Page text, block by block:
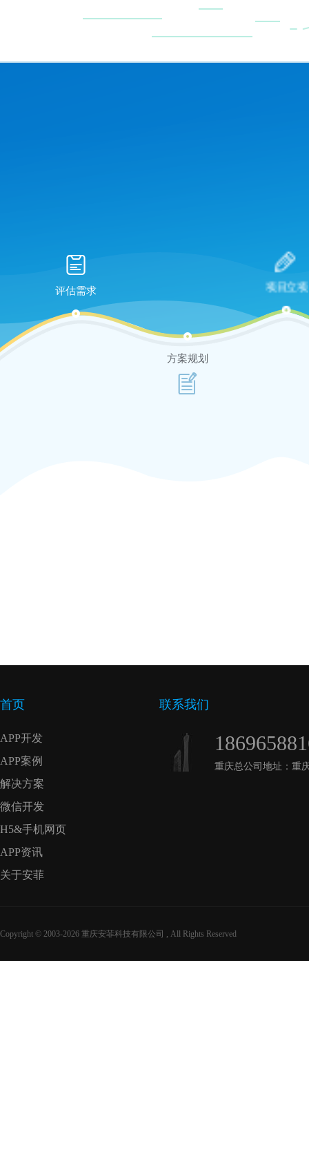

评估需求

项目立项
方案规划

首页
APP开发
APP案例
解决方案
微信开发
H5&手机网页
APP资讯
关于安菲
联系我们
重庆总公司地址：重
Copyright © 2003-2026 重庆安菲科技有限公司 , All Rights Reserved